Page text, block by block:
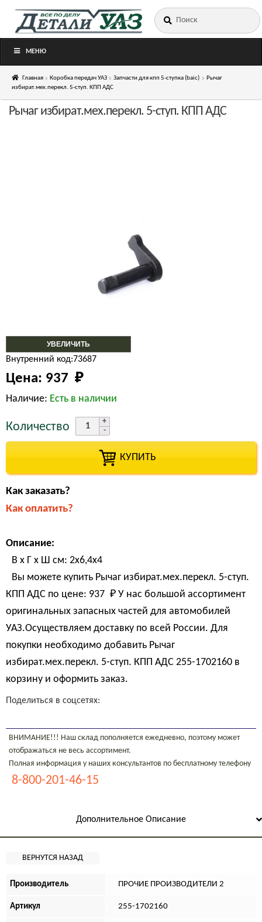
Перейти
Перейти
Искать:
МЕНЮ
Главная Коробка передач УАЗ Запчасти для кпп 5-ступка (baic)
Рычаг
избират.мех.перекл. 5-ступ. КПП АДС
УВЕЛИЧИТЬ
Рычаг избират.мех.перекл. 5-ступ. КПП АДС
Внутренний код:73687
Цена: 937 ₽
Наличие: Есть в наличии
Количество
КУПИТЬ
Как заказать?
Как оплатить?
Описание:
В х Г х Ш см: 2х6,4х4
Вы можете купить Рычаг избират.мех.перекл. 5-ступ.
КПП АДС по цене: 937 ₽ У нас большой ассортимент
оригинальных запасных частей для автомобилей
УАЗ.Осуществляем доставку по всей России. Для
покупки необходимо добавить Рычаг
избират.мех.перекл. 5-ступ. КПП АДС 255-1702160 в
корзину и оформить заказ.
Поделиться в соцсетях:
ВНИМАНИЕ!!! Наш склад пополняется ежедневно, поэтому может
отображаться не весь ассортимент.
Полная информация у наших консультантов по бесплатному телефону
8-800-201-46-15
Дополнительное Описание
Производитель ПРОЧИЕ ПРОИЗВОДИТЕЛИ 2
Артикул 255-1702160